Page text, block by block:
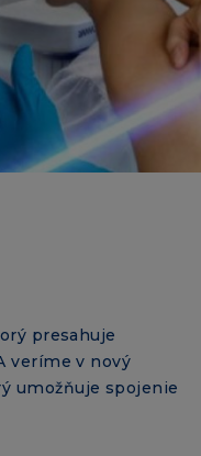
presahuje
veríme v nový
umožňuje spojenie